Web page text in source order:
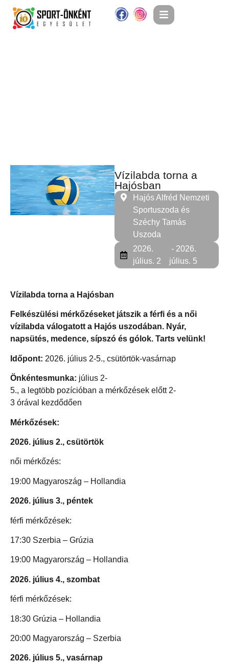
Vízilabda torna a
Hajósban
Hajós Alfréd Nemzeti
Sportuszoda és
Széchy Tamás
Uszoda
2026.
július. 2
- 2026.
július. 5
Vízilabda torna a Hajósban
Felkészülési mérkőzéseket játszik a férfi és a női
vízilabda válogatott a Hajós uszodában. Nyár,
napsütés, medence, sípszó és gólok. Tarts velünk!
Időpont: 2026. július 2-5., csütörtök-vasárnap
Önkéntesmunka: július 2-
5., a legtöbb pozícióban a mérkőzések előtt 2-
3 órával kezdődően
Mérkőzések:
2026. július 2., csütörtök
női mérkőzés:
19:00 Magyaroszág – Hollandia
2026. július 3., péntek
férfi mérkőzések:
17:30 Szerbia – Grúzia
19:00 Magyarország – Hollandia
2026. július 4., szombat
férfi mérkőzések:
18:30 Grúzia – Hollandia
20:00 Magyarország – Szerbia
2026. július 5., vasárnap